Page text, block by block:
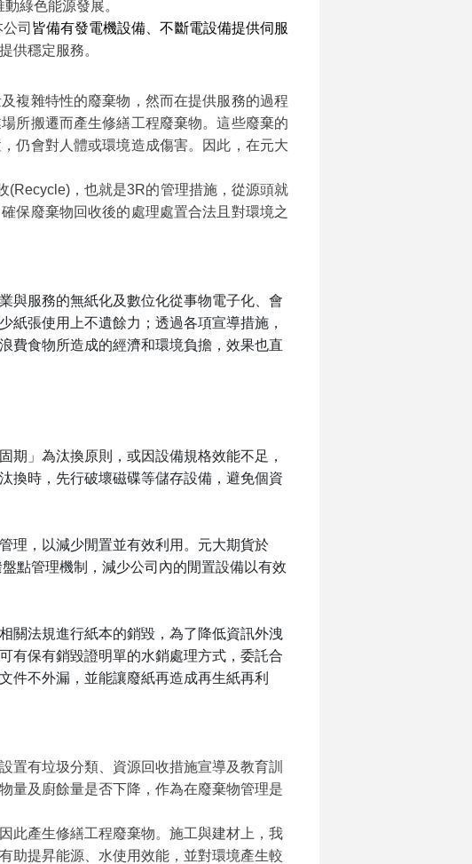
動綠色能源發展。
公司 皆備有發電機設備、不斷電設備提供伺服
供穩定服務。
複雜特性的廢棄物，然而在提供服務的過程
所搬遷而產生修繕工程廢棄物。這些廢棄的
仍會對人體或環境造成傷害。因此，在元大
(Recycle) ，也就是3R的管理措施，從源頭就
保廢棄物回收後的處理處置合法且對環境之
與服務的無紙化及數位化從事物電子化、會
紙張使用上不遺餘力；透過各項宣導措施，
費食物所造成的經濟和環境負擔，效果也直
期」為汰換原則，或因設備規格效能不足，
換時，先行破壞磁碟等儲存設備，避免個資
理，以減少閒置並有效利用。元大期貨於
點管理機制，減少公司內的閒置設備以有效
關法規進行紙本的銷毀，為了降低資訊外洩
有保有銷毀證明單的水銷處理方式，委託合
件不外漏，並能讓廢紙再造成再生紙再利
置有垃圾分類、資源回收措施宣導及教育訓
量及廚餘量是否下降，作為在廢棄物管理是
此產生修繕工程廢棄物。施工與建材上，我
助提昇能源、水使用效能，並對環境產生較